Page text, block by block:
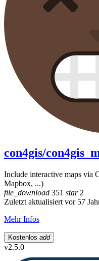
con4gis/
Include interactive maps via
Mapbox, ...)
file_download 351 star2
Zuletzt aktualisiert vor 57
Mehr Infos
Kostenlos add
v2.5.0